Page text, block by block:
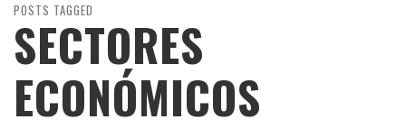
POSTS TAGGED
SECTORES
ECONÓMICOS